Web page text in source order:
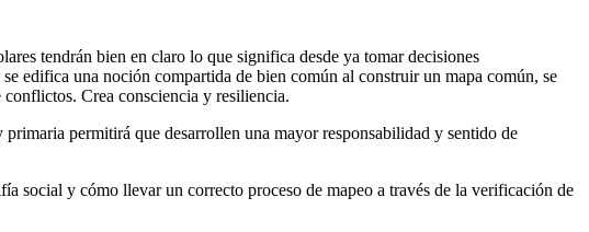
tendrán bien en claro lo que significa desde ya tomar decisiones
edifica una noción compartida de bien común al construir un mapa común, se
Crea consciencia y resiliencia.
permitirá que desarrollen una mayor responsabilidad y sentido de
social y cómo llevar un correcto proceso de mapeo a través de la verificación de